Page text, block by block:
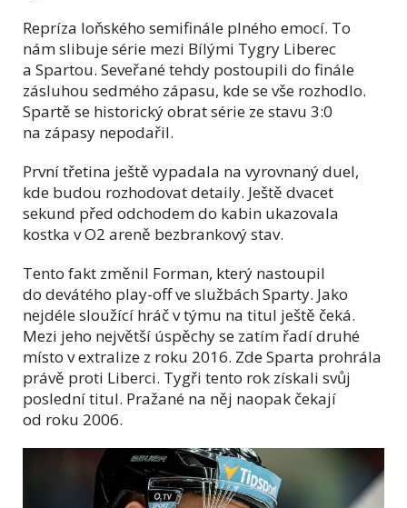
Repríza loňského semifinále plného emocí. To
nám slibuje série mezi Bílými Tygry Liberec
a Spartou. Seveřané tehdy postoupili do finále
zásluhou sedmého zápasu, kde se vše rozhodlo.
Spartě se historický obrat série ze stavu 3:0
na zápasy nepodařil.
První třetina ještě vypadala na vyrovnaný duel,
kde budou rozhodovat detaily. Ještě dvacet
sekund před odchodem do kabin ukazovala
kostka v O2 areně bezbrankový stav.
Tento fakt změnil Forman, který nastoupil
do devátého play-off ve službách Sparty. Jako
nejdéle sloužící hráč v týmu na titul ještě čeká.
Mezi jeho největší úspěchy se zatím řadí druhé
místo v extralize z roku 2016. Zde Sparta prohrála
právě proti Liberci. Tygři tento rok získali svůj
poslední titul. Pražané na něj naopak čekají
od roku 2006.